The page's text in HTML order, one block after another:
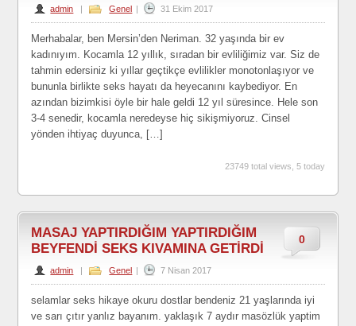
admin | Genel | 31 Ekim 2017
Merhabalar, ben Mersin’den Neriman. 32 yaşında bir ev
kadınıyım. Kocamla 12 yıllık, sıradan bir evliliğimiz var. Siz de
tahmin edersiniz ki yıllar geçtikçe evlilikler monotonlaşıyor ve
bununla birlikte seks hayatı da heyecanını kaybediyor. En
azından bizimkisi öyle bir hale geldi 12 yıl süresince. Hele son
3-4 senedir, kocamla neredeyse hiç sikişmiyoruz. Cinsel
yönden ihtiyaç duyunca, […]
23749 total views, 5 today
0
MASAJ YAPTIRDIĞIM YAPTIRDIĞIM
BEYFENDİ SEKS KIVAMINA GETİRDİ
admin | Genel | 7 Nisan 2017
selamlar seks hikaye okuru dostlar bendeniz 21 yaşlarında iyi
ve sarı çıtır yanlız bayanım. yaklaşık 7 aydır masözlük yaptim